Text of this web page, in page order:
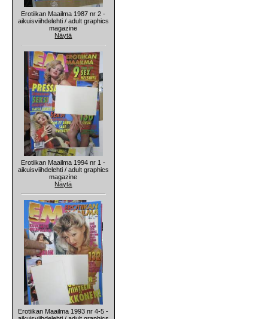
Erotiikan Maailma 1987 nr 2 -
aikuisviihdelehti / adult graphics
magazine
Näytä
Erotiikan Maailma 1994 nr 1 -
aikuisviihdelehti / adult graphics
magazine
Näytä
Erotiikan Maailma 1993 nr 4-5 -